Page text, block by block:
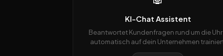
KI-Chat Assistent
Beantwortet Kundenfragen rund um die Uhr
automatisch auf dein Unternehmen